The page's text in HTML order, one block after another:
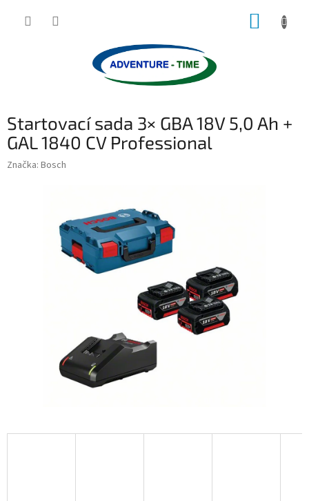
Startovací sada 3× GBA 18V 5,0 Ah +
GAL 1840 CV Professional
Značka: Bosch